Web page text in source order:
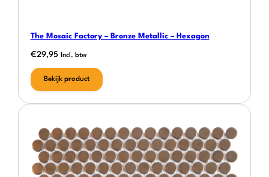
The Mosaic Factory – Bronze Metallic – Hexagon
€29,95 Incl. btw
Bekijk product